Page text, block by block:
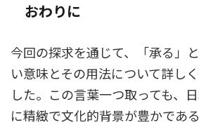
おわりに
今回の探求を通じて、「承る」
い意味とその用法について詳し
した。この言葉一つ取っても、
に精緻で文化的背景が豊かであ